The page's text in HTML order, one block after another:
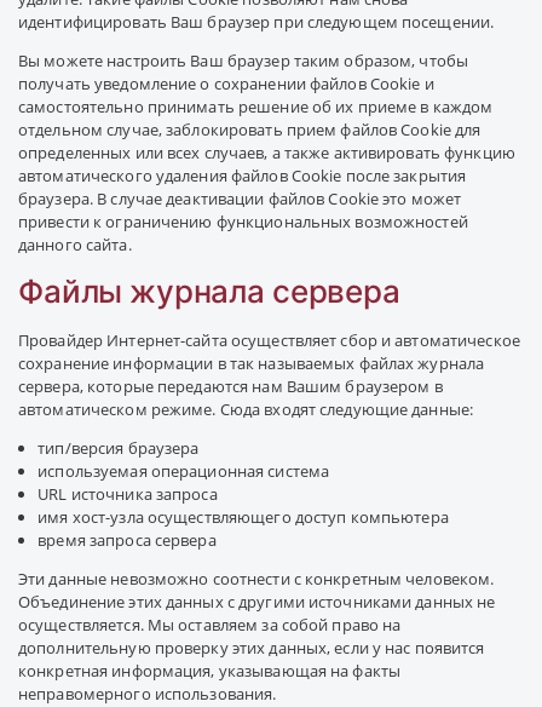
идентифицировать Ваш браузер при следующем посещении.
Вы можете настроить Ваш браузер таким образом, чтобы
получать уведомление о сохранении файлов Cookie и
самостоятельно принимать решение об их приеме в каждом
отдельном случае, заблокировать прием файлов Cookie для
определенных или всех случаев, а также активировать функцию
автоматического удаления файлов Cookie после закрытия
браузера. В случае деактивации файлов Cookie это может
привести к ограничению функциональных возможностей
данного сайта.
Файлы журнала сервера
Провайдер Интернет-сайта осуществляет сбор и автоматическое
сохранение информации в так называемых файлах журнала
сервера, которые передаются нам Вашим браузером в
автоматическом режиме. Сюда входят следующие данные:
тип/версия браузера
используемая операционная система
URL источника запроса
имя хост-узла осуществляющего доступ компьютера
время запроса сервера
Эти данные невозможно соотнести с конкретным человеком.
Объединение этих данных с другими источниками данных не
осуществляется. Мы оставляем за собой право на
дополнительную проверку этих данных, если у нас появится
конкретная информация, указывающая на факты
неправомерного использования.